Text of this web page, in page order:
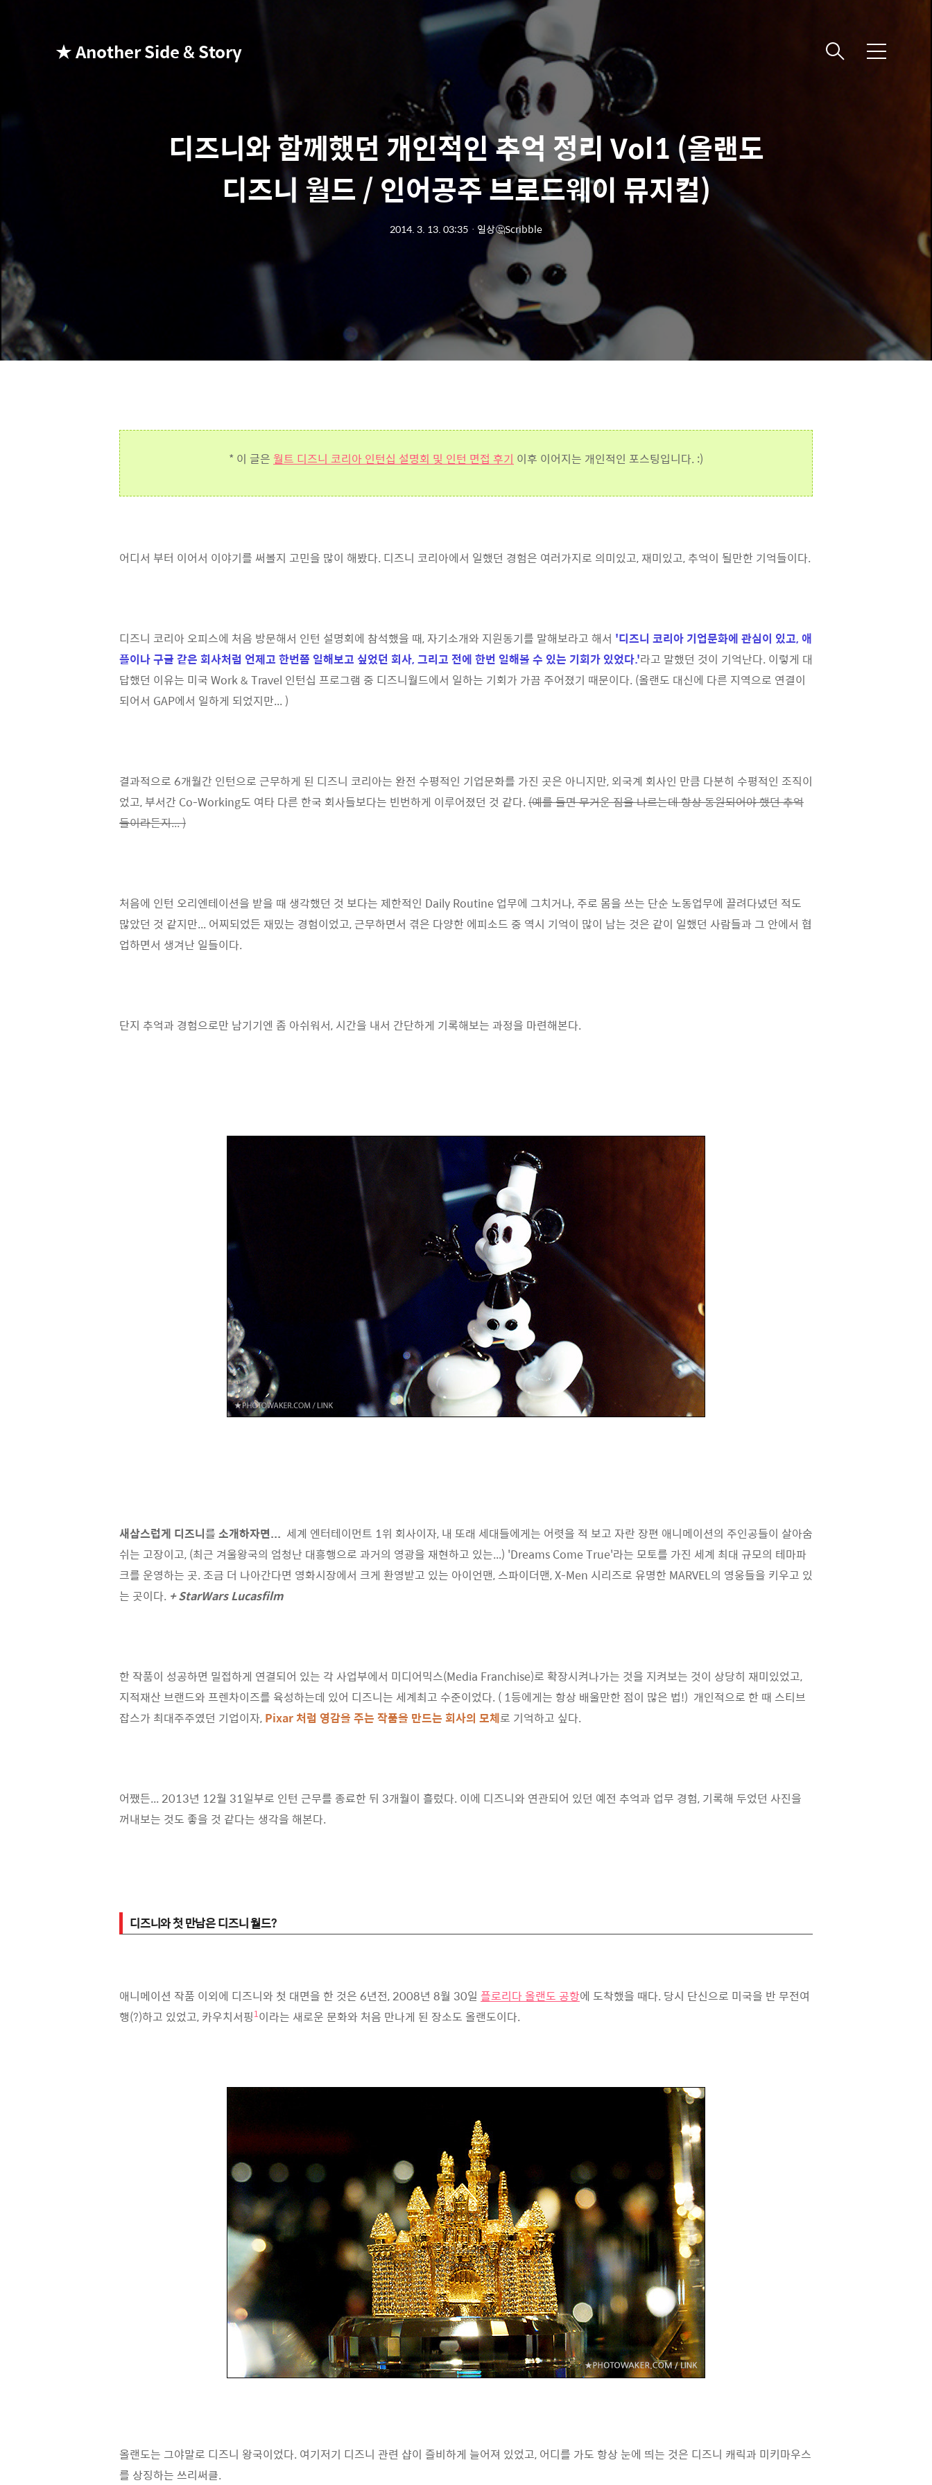
★ Another Side & Story 메
디즈니와 함께했던 개인적인 추억 정리 Vol1 (올랜도
디즈니 월드 / 인어공주 브로드웨이 뮤지컬)
2014. 3. 13. 03:35 ㆍ 일상🤔Scribble
* 이 글은 월트 디즈니 코리아 인턴십 설명회 및 인턴 면접 후기 이후 이어지는 개인적인 포스팅입니다. :)
어디서 부터 이어서 이야기를 써볼지 고민을 많이 해봤다. 디즈니 코리아에서 일했던 경험은 여러가지로 의미있고, 재미있고, 추억이 될만한 기억들이다.
디즈니 코리아 오피스에 처음 방문해서 인턴 설명회에 참석했을 때, 자기소개와 지원동기를 말해보라고 해서 '디즈니 코리아 기업문화에 관심이 있고, 애
플이나 구글 같은 회사처럼 언제고 한번쯤 일해보고 싶었던 회사, 그리고 전에 한번 일해볼 수 있는 기회가 있었다.'라고 말했던 것이 기억난다. 이렇게 대
답했던 이유는 미국 Work & Travel 인턴십 프로그램 중 디즈니월드에서 일하는 기회가 가끔 주어졌기 때문이다. (올랜도 대신에 다른 지역으로 연결이
되어서 GAP에서 일하게 되었지만... )
결과적으로 6개월간 인턴으로 근무하게 된 디즈니 코리아는 완전 수평적인 기업문화를 가진 곳은 아니지만, 외국계 회사인 만큼 다분히 수평적인 조직이
었고, 부서간 Co-Working도 여타 다른 한국 회사들보다는 빈번하게 이루어졌던 것 같다. (예를 들면 무거운 짐을 나르는데 항상 동원되어야 했던 추억
들이라든지... )
처음에 인턴 오리엔테이션을 받을 때 생각했던 것 보다는 제한적인 Daily Routine 업무에 그치거나, 주로 몸을 쓰는 단순 노동업무에 끌려다녔던 적도
많았던 것 같지만... 어찌되었든 재밌는 경험이었고, 근무하면서 겪은 다양한 에피소드 중 역시 기억이 많이 남는 것은 같이 일했던 사람들과 그 안에서 협
업하면서 생겨난 일들이다.
단지 추억과 경험으로만 남기기엔 좀 아쉬워서, 시간을 내서 간단하게 기록해보는 과정을 마련해본다.
새삼스럽게 디즈니를 소개하자면... 세계 엔터테이먼트 1위 회사이자, 내 또래 세대들에게는 어렷을 적 보고 자란 장편 애니메이션의 주인공들이 살아숨
쉬는 고장이고, (최근 겨울왕국의 엄청난 대흥행으로 과거의 영광을 재현하고 있는...) 'Dreams Come True'라는 모토를 가진 세계 최대 규모의 테마파
크를 운영하는 곳. 조금 더 나아간다면 영화시장에서 크게 환영받고 있는 아이언맨, 스파이더맨, X-Men 시리즈로 유명한 MARVEL의 영웅들을 키우고 있
는 곳이다. + StarWars Lucasfilm
한 작품이 성공하면 밀접하게 연결되어 있는 각 사업부에서 미디어믹스(Media Franchise)로 확장시켜나가는 것을 지켜보는 것이 상당히 재미있었고,
지적재산 브랜드와 프렌차이즈를 육성하는데 있어 디즈니는 세계최고 수준이었다. ( 1등에게는 항상 배울만한 점이 많은 법!) 개인적으로 한 때 스티브
잡스가 최대주주였던 기업이자, Pixar 처럼 영감을 주는 작품을 만드는 회사의 모체로 기억하고 싶다.
어쨌든... 2013년 12월 31일부로 인턴 근무를 종료한 뒤 3개월이 흘렀다. 이에 디즈니와 연관되어 있던 예전 추억과 업무 경험, 기록해 두었던 사진을
꺼내보는 것도 좋을 것 같다는 생각을 해본다.
디즈니와 첫 만남은 디즈니 월드?
애니메이션 작품 이외에 디즈니와 첫 대면을 한 것은 6년전, 2008년 8월 30일 플로리다 올랜도 공항에 도착했을 때다. 당시 단신으로 미국을 반 무전여
행(?)하고 있었고, 카우치서핑 1이라는 새로운 문화와 처음 만나게 된 장소도 올랜도이다.
올랜도는 그야말로 디즈니 왕국이었다. 여기저기 디즈니 관련 샵이 즐비하게 늘어져 있었고, 어디를 가도 항상 눈에 띄는 것은 디즈니 캐릭과 미키마우스
를 상징하는 쓰리써클.